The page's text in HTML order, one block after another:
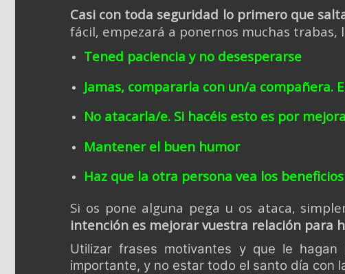
Casi con toda seguridad lo primero que
fácil, empezará a ponernos muchas trabas,
Tened paciencia y no desesperarse
Jamas, compararla con un/a compañera.
No atacarla/e. Si hacéis esto es por
Mantener el buen humor
Haz que la otra persona vea los
Si os pone alguna pega u os ataca,
intención es mejorar vuestra relación para
Utilizar frases motivantes y que le
importante, y no estar todo el santo día con